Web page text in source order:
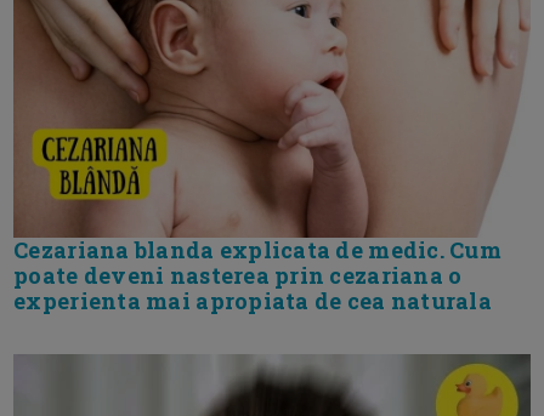
Cezariana blanda explicata de medic. Cum
poate deveni nasterea prin cezariana o
experienta mai apropiata de cea naturala